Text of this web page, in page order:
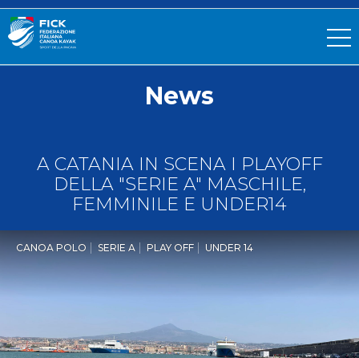
News
A CATANIA IN SCENA I PLAYOFF
DELLA "SERIE A" MASCHILE,
FEMMINILE E UNDER14
CANOA POLO SERIE A PLAY OFF UNDER 14